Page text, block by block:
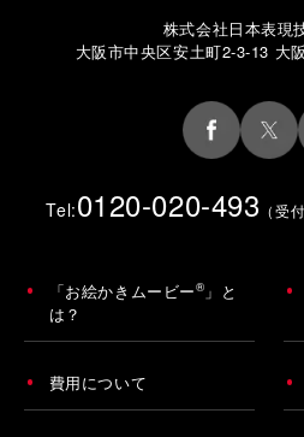
株式会社日本表現
大阪市中央区安土町2-3-13 大
Tel:0120-020-493 （受
「お絵かきムービー® 」と
は？
費用について